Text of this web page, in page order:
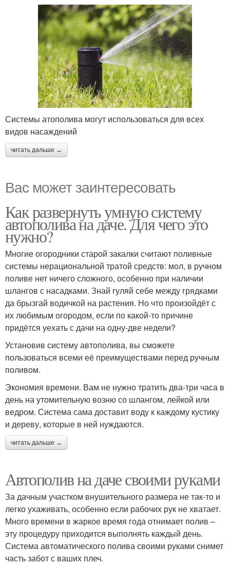
Системы атополива могут использоваться для всех
видов насаждений
читать дальше →
Вас может заинтересовать
Как развернуть умную систему
автополива на даче. Для чего это
нужно?
Многие огородники старой закалки считают поливные
системы нерациональной тратой средств: мол, в ручном
поливе нет ничего сложного, особенно при наличии
шлангов с насадками. Знай гуляй себе между грядками
да брызгай водичкой на растения. Но что произойдёт с
их любимым огородом, если по какой-то причине
придётся уехать с дачи на одну-две недели?
Установив систему автополива, вы сможете
пользоваться всеми её преимуществами перед ручным
поливом.
Экономия времени. Вам не нужно тратить два-три часа в
день на утомительную возню со шлангом, лейкой или
ведром. Система сама доставит воду к каждому кустику
и дереву, которые в ней нуждаются.
читать дальше →
Автополив на даче своими руками
За дачным участком внушительного размера не так-то и
легко ухаживать, особенно если рабочих рук не хватает.
Много времени в жаркое время года отнимает полив –
эту процедуру приходится выполнять каждый день.
Система автоматического полива своими руками снимет
часть забот с ваших плеч.